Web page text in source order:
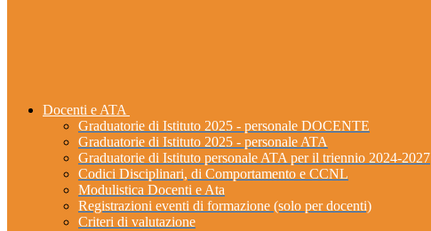
Docenti e ATA
Graduatorie di Istituto 2025 - personale DOCENTE
Graduatorie di Istituto 2025 - personale ATA
Graduatorie di Istituto personale ATA per il triennio 2024-2027
Codici Disciplinari, di Comportamento e CCNL
Modulistica Docenti e Ata
Registrazioni eventi di formazione (solo per docenti)
Criteri di valutazione